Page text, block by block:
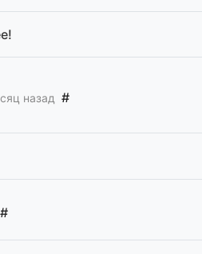
назад #
#